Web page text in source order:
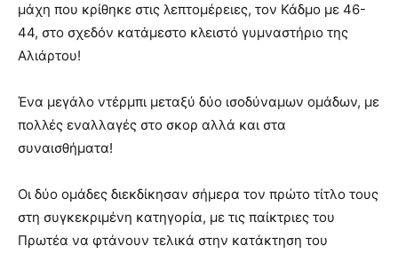
μάχη που κρίθηκε στις λεπτομέρειες, τον Κάδμο με 46-
44, στο σχεδόν κατάμεστο κλειστό γυμναστήριο της
Αλιάρτου!
Ένα μεγάλο ντέρμπι μεταξύ δύο ισοδύναμων ομάδων, με
πολλές εναλλαγές στο σκορ αλλά και στα
συναισθήματα!
Οι δύο ομάδες διεκδίκησαν σήμερα τον πρώτο τίτλο τους
στη συγκεκριμένη κατηγορία, με τις παίκτριες του
Πρωτέα να φτάνουν τελικά στην κατάκτηση του